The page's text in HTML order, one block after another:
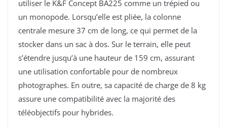
utiliser le K&F Concept BA225 comme un trépied ou
un monopode. Lorsqu’elle est pliée, la colonne
centrale mesure 37 cm de long, ce qui permet de la
stocker dans un sac à dos. Sur le terrain, elle peut
s’étendre jusqu’à une hauteur de 159 cm, assurant
une utilisation confortable pour de nombreux
photographes. En outre, sa capacité de charge de 8 kg
assure une compatibilité avec la majorité des
téléobjectifs pour hybrides.